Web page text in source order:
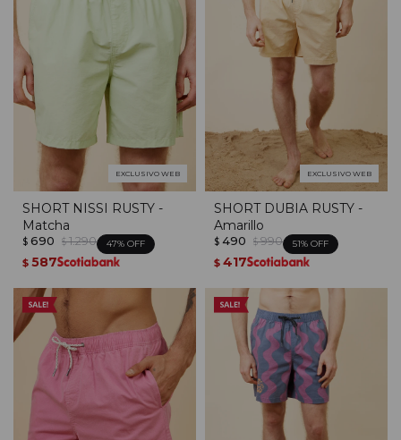
EXCLUSIVO WEB
SHORT NISSI RUSTY -
Matcha
$ 690 $ 1.290 47
$ 587
EXCLUSIVO WEB
SHORT DUBIA RUSTY -
Amarillo
$ 490 $ 990 51
$ 417